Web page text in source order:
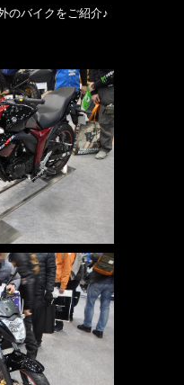
のバイクをご紹介♪